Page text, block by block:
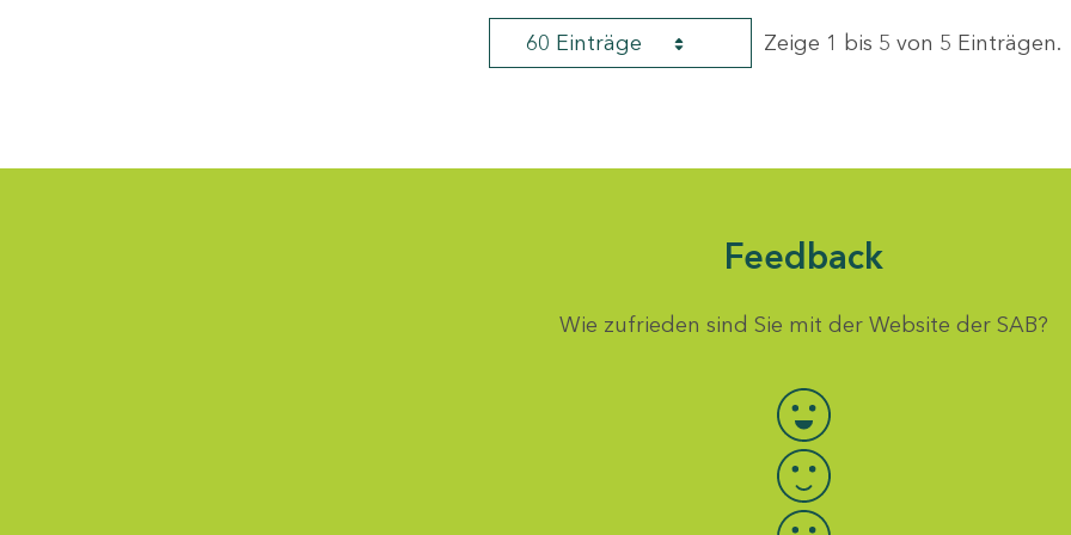
60 Einträge Zeige 1 bis 5 von 5 Einträgen.
Feedback
Wie zufrieden sind Sie mit der Website der SAB?
Bewertung auswählen